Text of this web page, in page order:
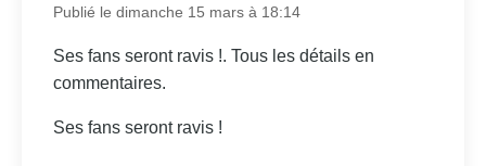
Publié le dimanche 15 mars à 18:14
Ses fans seront ravis !. Tous les détails en
commentaires.
Ses fans seront ravis !